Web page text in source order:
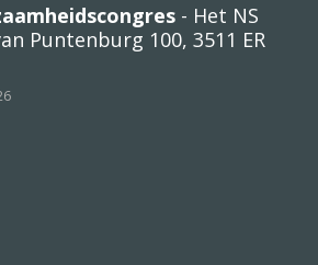
- Het NS
Puntenburg 100, 3511 ER